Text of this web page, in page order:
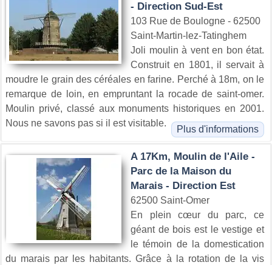
- Direction Sud-Est
103 Rue de Boulogne - 62500
Saint-Martin-lez-Tatinghem
Joli moulin à vent en bon état.
Construit en 1801, il servait à
moudre le grain des céréales en farine. Perché à 18m, on le
remarque de loin, en empruntant la rocade de saint-omer.
Moulin privé, classé aux monuments historiques en 2001.
Nous ne savons pas si il est visitable.
Plus d'informations
A 17Km, Moulin de l'Aile -
Parc de la Maison du
Marais - Direction Est
62500 Saint-Omer
En plein cœur du parc, ce
géant de bois est le vestige et
le témoin de la domestication
du marais par les habitants. Grâce à la rotation de la vis